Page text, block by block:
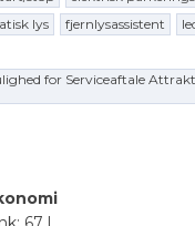
lys fjernlysassistent
for Serviceaftale